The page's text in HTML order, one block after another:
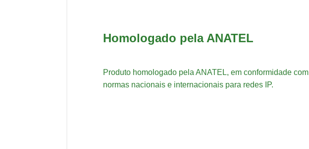
Homologado pela ANATEL
Produto homologado pela ANATEL, em conformidade com
normas nacionais e internacionais para redes IP.